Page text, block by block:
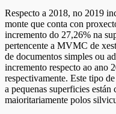
Respecto a 2018, no 2019
monte que conta con
incremento do 27,26% na
pertencente a MVMC de
de documentos simples ou
incremento respecto ao ano
respectivamente. Este tipo
a pequenas superficies
maioritariamente polos